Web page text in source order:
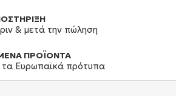
& μετά την πώληση
ΠΡΟΪΟΝΤΑ
Ευρωπαϊκά πρότυπα